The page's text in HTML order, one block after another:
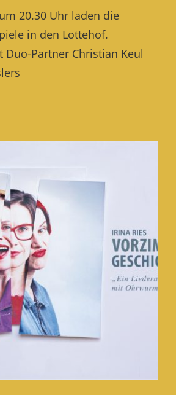
20.30 Uhr laden die
in den Lottehof.
Duo-Partner Christian Keul